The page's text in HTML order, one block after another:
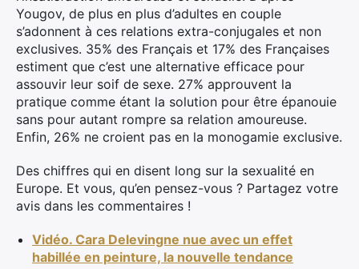
Yougov, de plus en plus d’adultes en couple
s’adonnent à ces relations extra-conjugales et non
exclusives. 35% des Français et 17% des Françaises
estiment que c’est une alternative efficace pour
assouvir leur soif de sexe. 27% approuvent la
pratique comme étant la solution pour être épanouie
sans pour autant rompre sa relation amoureuse.
Enfin, 26% ne croient pas en la monogamie exclusive.
Des chiffres qui en disent long sur la sexualité en
Europe. Et vous, qu’en pensez-vous ? Partagez votre
avis dans les commentaires !
Vidéo. Cara Delevingne nue avec un effet
habillée en peinture, la nouvelle tendance
Rechercher
: